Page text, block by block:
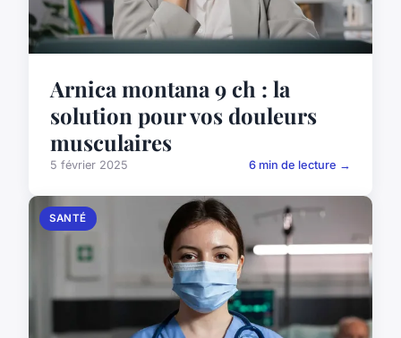
Arnica montana 9 ch : la
solution pour vos douleurs
musculaires
5 février 2025 6 min de lecture →
SANTÉ